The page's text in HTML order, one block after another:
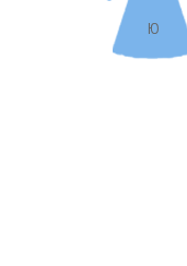
Ю